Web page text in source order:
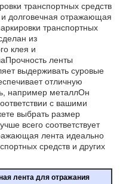
транспортных средств
и долговечная отражающая
транспортных
из
клея и
ленты
выдерживать суровые
отличную
например металлОн
с вашими
выбрать размер
всего соответствует
лента идеально
средств и других
лента для отражания